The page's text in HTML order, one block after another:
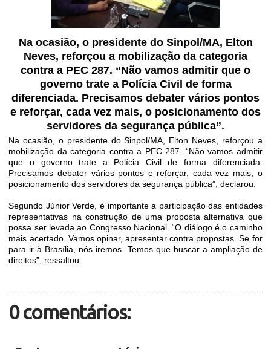
Na ocasião, o presidente do Sinpol/MA, Elton
Neves, reforçou a mobilização da categoria
contra a PEC 287. “Não vamos admitir que o
governo trate a Polícia Civil de forma
diferenciada. Precisamos debater vários pontos
e reforçar, cada vez mais, o posicionamento dos
servidores da segurança pública”.
Na ocasião, o presidente do Sinpol/MA, Elton Neves, reforçou a
mobilização da categoria contra a PEC 287. “Não vamos admitir
que o governo trate a Polícia Civil de forma diferenciada.
Precisamos debater vários pontos e reforçar, cada vez mais, o
posicionamento dos servidores da segurança pública”, declarou.
Segundo Júnior Verde, é importante a participação das entidades
representativas na construção de uma proposta alternativa que
possa ser levada ao Congresso Nacional. “O diálogo é o caminho
mais acertado. Vamos opinar, apresentar contra propostas. Se for
para ir à Brasília, nós iremos. Temos que buscar a ampliação de
direitos”, ressaltou.
0 comentários: